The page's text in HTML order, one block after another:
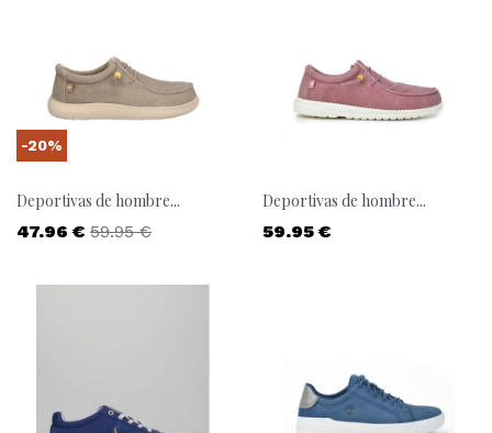
Deportivas de hombre...
Precio
47.96 € Precio base
59.95 €
-20%
Deportivas de hombre...
Precio
59.95 €